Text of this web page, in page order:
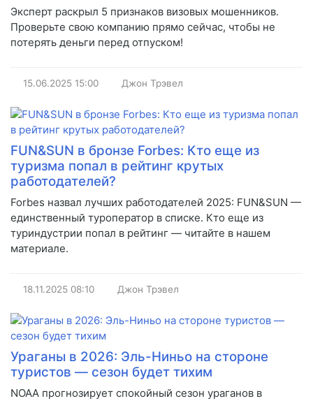
Эксперт раскрыл 5 признаков визовых мошенников.
Проверьте свою компанию прямо сейчас, чтобы не
потерять деньги перед отпуском!
15.06.2025 15:00 Джон Трэвел
FUN&SUN в бронзе Forbes: Кто еще из
туризма попал в рейтинг крутых
работодателей?
Forbes назвал лучших работодателей 2025: FUN&SUN —
единственный туроператор в списке. Кто еще из
туриндустрии попал в рейтинг — читайте в нашем
материале.
18.11.2025 08:10 Джон Трэвел
Ураганы в 2026: Эль-Ниньо на стороне
туристов — сезон будет тихим
NOAA прогнозирует спокойный сезон ураганов в